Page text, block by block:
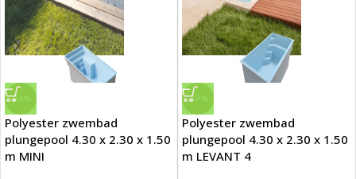
-24%
Polyester zwembad
plungepool 4.30 x 2.30 x 1.50
m MINI
-23%
Polyester zwembad
plungepool 4.30 x 2.30 x 1.50
m LEVANT 4